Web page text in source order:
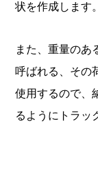
状を作成します。
また、重量のあ
呼ばれる、その
使用するので、
るようにトラッ